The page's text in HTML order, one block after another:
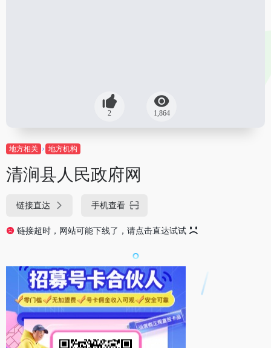
2 1,864
地方相关 地方机构
清涧县人民政府网
链接直达 手机查看
链接超时，网站可能下线了，请点击直达试试